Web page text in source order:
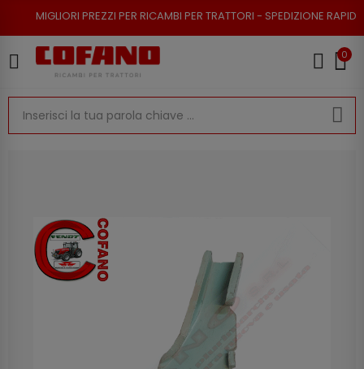
PREZZI PER RICAMBI PER TRATTORI - SPEDIZIONE RAPIDA - RESO
0